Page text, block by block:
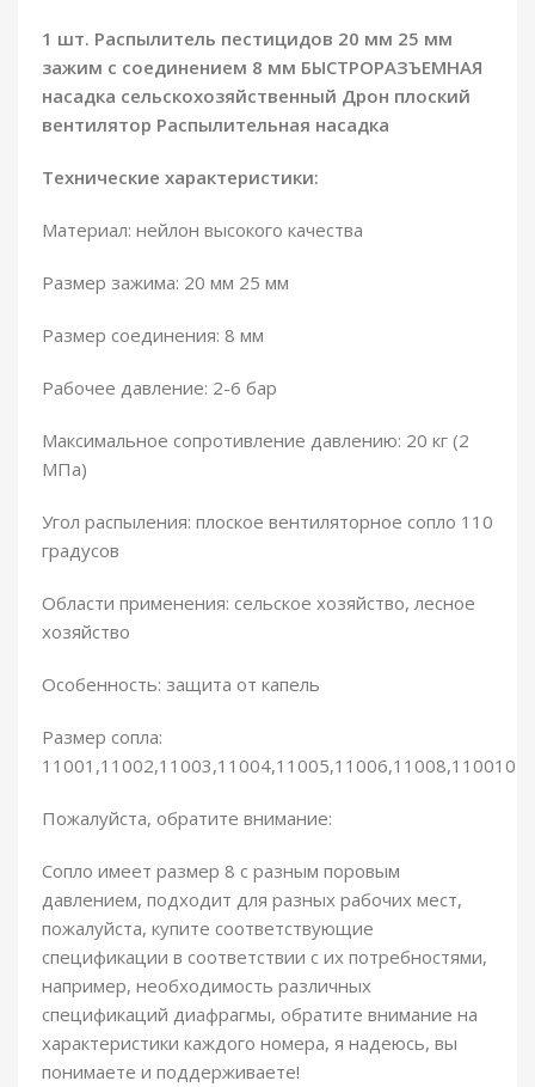
1 шт. Распылитель пестицидов 20 мм 25 мм
зажим с соединением 8 мм БЫСТРОРАЗЪЕМНАЯ
насадка сельскохозяйственный Дрон плоский
вентилятор Распылительная насадка
Технические характеристики:
Материал: нейлон высокого качества
Размер зажима: 20 мм 25 мм
Размер соединения: 8 мм
Рабочее давление: 2-6 бар
Максимальное сопротивление давлению: 20 кг (2
МПа)
Угол распыления: плоское вентиляторное сопло 110
градусов
Области применения: сельское хозяйство, лесное
хозяйство
Особенность: защита от капель
Размер сопла:
11001,11002,11003,11004,11005,11006,11008,110010
Пожалуйста, обратите внимание:
Сопло имеет размер 8 с разным поровым
давлением, подходит для разных рабочих мест,
пожалуйста, купите соответствующие
спецификации в соответствии с их потребностями,
например, необходимость различных
спецификаций диафрагмы, обратите внимание на
характеристики каждого номера, я надеюсь, вы
понимаете и поддерживаете!